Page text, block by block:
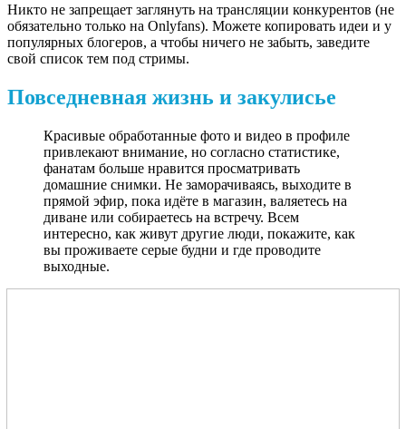
Никто не запрещает заглянуть на трансляции конкурентов (не
обязательно только на Onlyfans). Можете копировать идеи и у
популярных блогеров, а чтобы ничего не забыть, заведите
свой список тем под стримы.
Повседневная жизнь и закулисье
Красивые обработанные фото и видео в профиле
привлекают внимание, но согласно статистике,
фанатам больше нравится просматривать
домашние снимки. Не заморачиваясь, выходите в
прямой эфир, пока идёте в магазин, валяетесь на
диване или собираетесь на встречу. Всем
интересно, как живут другие люди, покажите, как
вы проживаете серые будни и где проводите
выходные.